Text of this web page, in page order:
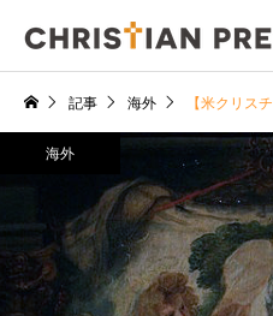
記事 海外 【米クリス
海外